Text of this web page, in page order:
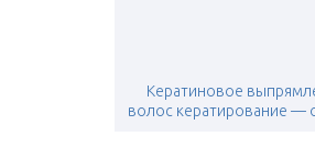
Кератиновое
волос кератирование —